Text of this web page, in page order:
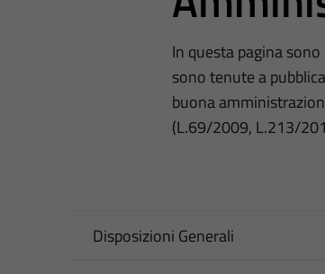
In questa pagina
sono tenute a
buona
(L.69/2009, L.213/
Disposizioni Generali